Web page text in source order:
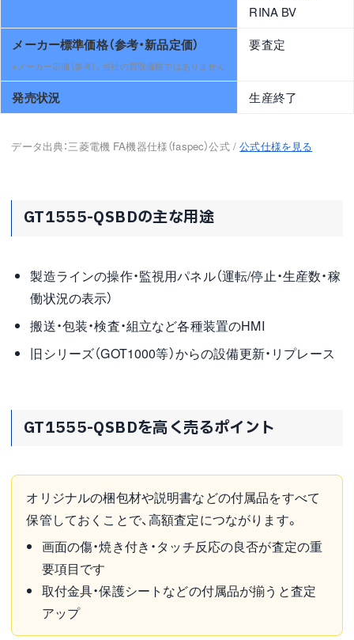
RINA BV
メーカー標準価格（参考・新品定価）
※メーカー定価（参考）。当社の買取価格ではありません
要査定
発売状況 生産終了
データ出典：三菱電機 FA機器仕様（faspec）公式 /公式仕様を見る
GT1555-QSBDの主な用途
製造ラインの操作・監視用パネル（運転/停止・生産数・稼
働状況の表示）
搬送・包装・検査・組立など各種装置のHMI
旧シリーズ（GOT1000等）からの設備更新・リプレース
GT1555-QSBDを高く売るポイント
オリジナルの梱包材や説明書などの付属品をすべて
保管しておくことで、高額査定につながります。
画面の傷・焼き付き・タッチ反応の良否が査定の重
要項目です
取付金具・保護シートなどの付属品が揃うと査定
アップ